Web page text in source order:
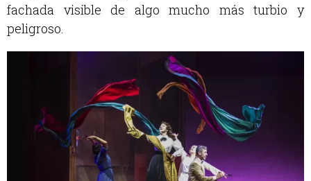
fachada visible de algo mucho más turbio y
peligroso.